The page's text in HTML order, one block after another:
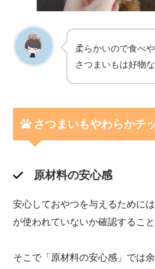
柔らかいので食べ
さつまいもは好物
さつまいもやわらかチ
原材料の安心感
安心しておやつを与えるために
が使われていないか確認すること
そこで「原材料の安心感」では